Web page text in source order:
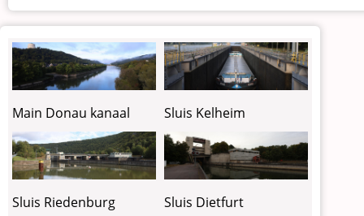
Main Donau kanaal Sluis Kelheim
Sluis Riedenburg Sluis Dietfurt